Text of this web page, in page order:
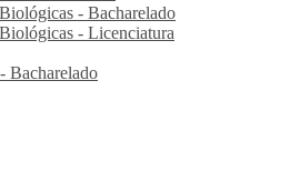
- Bacharelado
- Licenciatura
Bacharelado